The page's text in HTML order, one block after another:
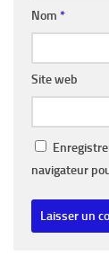
Nom *
Site web
navigateur